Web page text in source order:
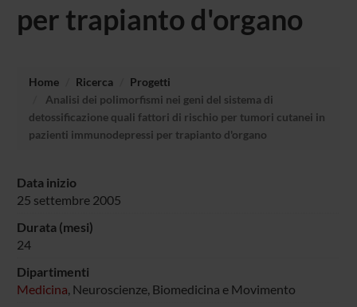
per trapianto d'organo
Home Ricerca
Progetti
Analisi dei polimorfismi nei geni del sistema di
detossificazione quali fattori di rischio per tumori cutanei in
pazienti immunodepressi per trapianto d'organo
Data inizio
25 settembre 2005
Durata (mesi)
24
Dipartimenti
Medicina, Neuroscienze, Biomedicina e Movimento